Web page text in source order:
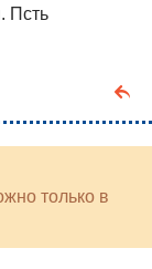
Псть
только в